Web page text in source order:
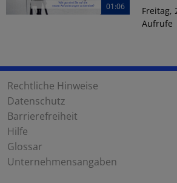
01:06
Freitag,
Aufrufe
Rechtliche Hinweise
Datenschutz
Barrierefreiheit
Hilfe
Glossar
Unternehmensangaben